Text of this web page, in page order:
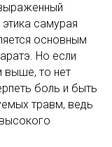
самурая
основным
Но если
выше, то нет
боль и быть
травм, ведь